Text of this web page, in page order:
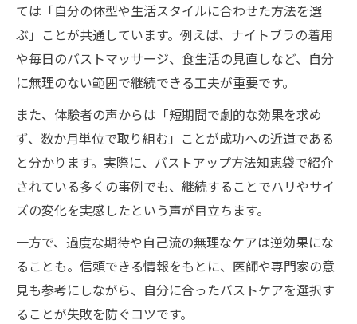
バストアップ方法に見る実際の効果
人気のバストアップ方法の実体験比較
バストアップマッサージの効果を知恵袋で
検証
バストアップサプリの実際の効果体験談
知恵袋で評判のバストアップクリーム活用
法
各種バストアップ方法のメリットとデメリ
ット
美胸ケアを始めるなら知恵袋活用を
バストアップ知恵袋で美胸ケアを始める方
法
ては「自分の体型や生活スタイルに合わせた方法を選
ぶ」ことが共通しています。例えば、ナイトブラの着用
や毎日のバストマッサージ、食生活の見直しなど、自分
に無理のない範囲で継続できる工夫が重要です。
また、体験者の声からは「短期間で劇的な効果を求め
ず、数か月単位で取り組む」ことが成功への近道である
と分かります。実際に、バストアップ方法知恵袋で紹介
されている多くの事例でも、継続することでハリやサイ
ズの変化を実感したという声が目立ちます。
一方で、過度な期待や自己流の無理なケアは逆効果にな
ることも。信頼できる情報をもとに、医師や専門家の意
見も参考にしながら、自分に合ったバストケアを選択す
ることが失敗を防ぐコツです。